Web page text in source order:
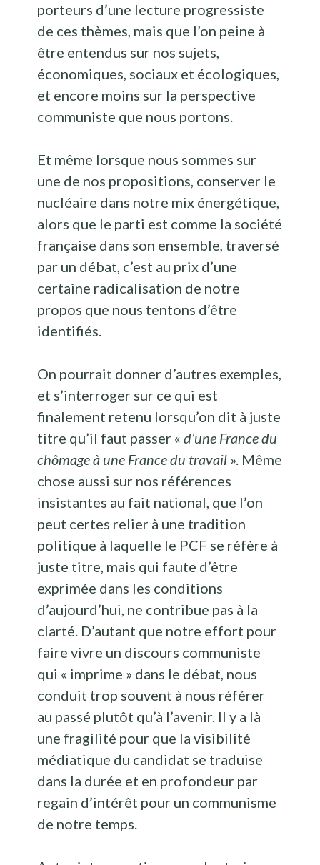
porteurs d’une lecture progressiste
de ces thèmes, mais que l’on peine à
être entendus sur nos sujets,
économiques, sociaux et écologiques,
et encore moins sur la perspective
communiste que nous portons.
Et même lorsque nous sommes sur
une de nos propositions, conserver le
nucléaire dans notre mix énergétique,
alors que le parti est comme la société
française dans son ensemble, traversé
par un débat, c’est au prix d’une
certaine radicalisation de notre
propos que nous tentons d’être
identifiés.
On pourrait donner d’autres exemples,
et s’interroger sur ce qui est
finalement retenu lorsqu’on dit à juste
titre qu’il faut passer «d’une France du
chômage à une France du travail ». Même
chose aussi sur nos références
insistantes au fait national, que l’on
peut certes relier à une tradition
politique à laquelle le PCF se réfère à
juste titre, mais qui faute d’être
exprimée dans les conditions
d’aujourd’hui, ne contribue pas à la
clarté. D’autant que notre effort pour
faire vivre un discours communiste
qui « imprime » dans le débat, nous
conduit trop souvent à nous référer
au passé plutôt qu’à l’avenir. Il y a là
une fragilité pour que la visibilité
médiatique du candidat se traduise
dans la durée et en profondeur par
regain d’intérêt pour un communisme
de notre temps.